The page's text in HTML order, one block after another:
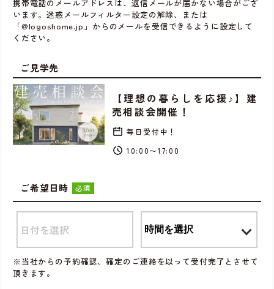
携帯電話のメールアドレスは、返信メールが届かない場合がござ
います。迷惑メールフィルター設定の解除、または
「@logoshome.jp」からのメールを受信できるように設定して
ください。
ご見学先
【理想の暮らしを応援♪】建
売相談会開催！
毎日受付中！
10:00〜17:00
ご希望日時 必須
※当社からの予約確認、確定のご連絡を以って受付完了とさせて
頂きます。